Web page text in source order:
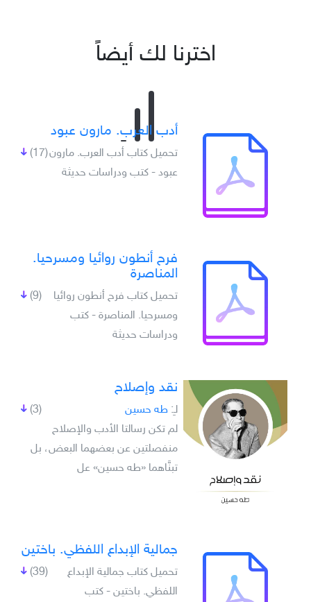
اخترنا لك أيضاً
أدب العرب. مارون عبود
(17)تحميل كتاب أدب العرب. مارون
عبود - كتب ودراسات حديثة
فرح أنطون روائيا ومسرحيا.
المناصرة
(9)
تحميل كتاب فرح أنطون روائيا
ومسرحيا. المناصرة - كتب
ودراسات حديثة
نقد وإصلاح
(3) لـِ: طه حسين
لم تكن رسالتا الأدب والإصلاح
منفصلتين عن بعضهما البعض، بل
تبنَّاهما «طه حسين» عل
جمالية الإبداع اللفظي. باختين
(39)
تحميل كتاب جمالية الإبداع
اللفظي. باختين - كتب